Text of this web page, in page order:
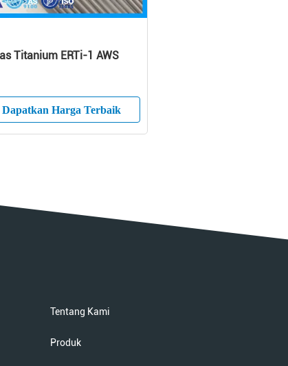
Titanium ERTi-1 AWS
Dapatkan Harga Terbaik
Tentang Kami
Produk